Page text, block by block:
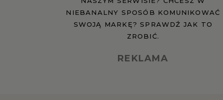
NIEBANALNY SPOSÓB KOMUNIKOWAĆ
SWOJĄ MARKĘ? SPRAWDŹ JAK TO
ZROBIĆ.
REKLAMA